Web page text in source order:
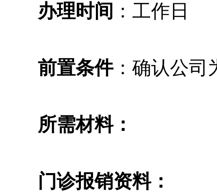
办理时间 ：工作日
前置条件：确认公司
所需材料：
门诊报销资料：